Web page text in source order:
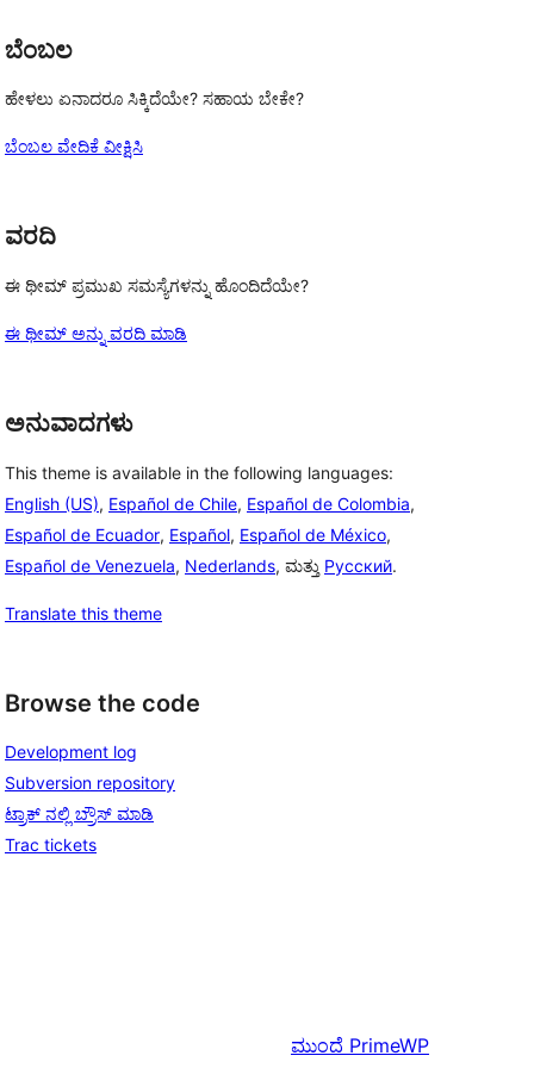
ಬೆಂಬಲ
ಹೇಳಲು ಏನಾದರೂ ಸಿಕ್ಕಿದೆಯೇ? ಸಹಾಯ ಬೇಕೇ?
ಬೆಂಬಲ ವೇದಿಕೆ ವೀಕ್ಷಿಸಿ
ವರದಿ
ಈ ಥೀಮ್ ಪ್ರಮುಖ ಸಮಸ್ಯೆಗಳನ್ನು ಹೊಂದಿದೆಯೇ?
ಈ ಥೀಮ್ ಅನ್ನು ವರದಿ ಮಾಡಿ
ಅನುವಾದಗಳು
This theme is available in the following languages:
English (US), Español de Chile, Español de Colombia,
Español de Ecuador, Español, Español de México,
Español de Venezuela, Nederlands, ಮತ್ತು Русский.
Translate this theme
Browse the code
Development log
Subversion repository
ಟ್ರಾಕ್ ನಲ್ಲಿ ಬ್ರೌಸ್ ಮಾಡಿ
Trac tickets
ಮುಂದೆ PrimeWP